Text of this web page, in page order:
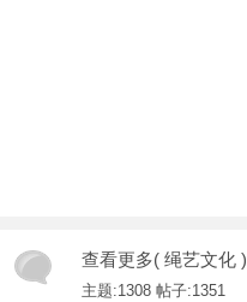
查看更多( 绳艺文化 )
主题:1308 帖子:1351